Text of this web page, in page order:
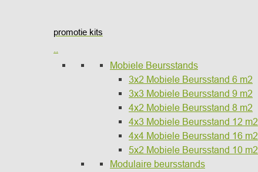
promotie kits
Mobiele Beursstands
3x2 Mobiele Beursstand 6 m2
3x3 Mobiele Beursstand 9 m2
4x2 Mobiele Beursstand 8 m2
4x3 Mobiele Beursstand 12 m2
4x4 Mobiele Beursstand 16 m2
5x2 Mobiele Beursstand 10 m2
Modulaire beursstands